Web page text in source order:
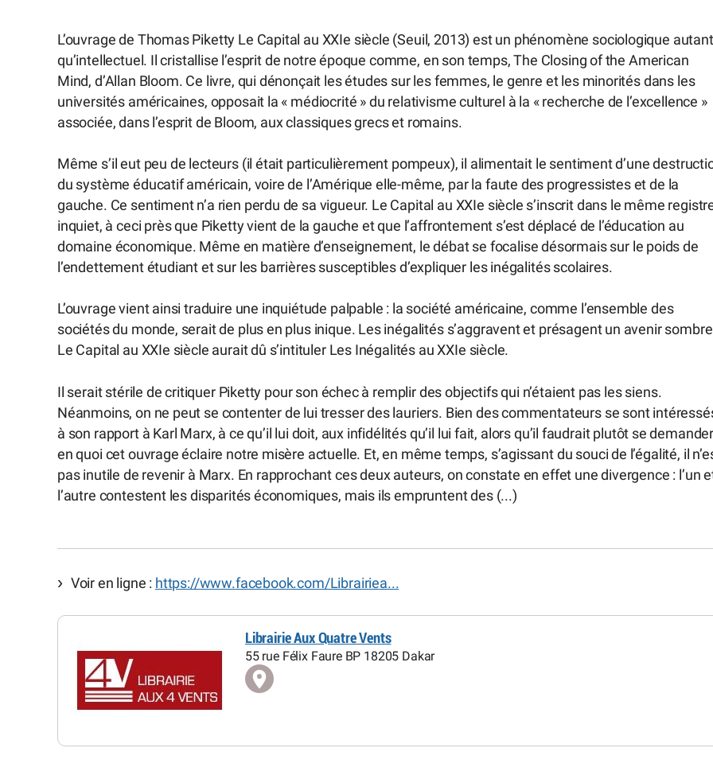
L’ouvrage de Thomas Piketty Le Capital au XXIe siècle (Seuil, 2013) est un phénomène sociologique autant
qu’intellectuel. Il cristallise l’esprit de notre époque comme, en son temps, The Closing of the American
Mind, d’Allan Bloom. Ce livre, qui dénonçait les études sur les femmes, le genre et les minorités dans les
universités américaines, opposait la « médiocrité » du relativisme culturel à la « recherche de l’excellence »
associée, dans l’esprit de Bloom, aux classiques grecs et romains.
Même s’il eut peu de lecteurs (il était particulièrement pompeux), il alimentait le sentiment d’une
du système éducatif américain, voire de l’Amérique elle-même, par la faute des progressistes et de la
gauche. Ce sentiment n’a rien perdu de sa vigueur. Le Capital au XXIe siècle s’inscrit dans le même
inquiet, à ceci près que Piketty vient de la gauche et que l’affrontement s’est déplacé de l’éducation au
domaine économique. Même en matière d’enseignement, le débat se focalise désormais sur le poids de
l’endettement étudiant et sur les barrières susceptibles d’expliquer les inégalités scolaires.
L’ouvrage vient ainsi traduire une inquiétude palpable : la société américaine, comme l’ensemble des
sociétés du monde, serait de plus en plus inique. Les inégalités s’aggravent et présagent un avenir
Le Capital au XXIe siècle aurait dû s’intituler Les Inégalités au XXIe siècle.
Il serait stérile de critiquer Piketty pour son échec à remplir des objectifs qui n’étaient pas les siens.
Néanmoins, on ne peut se contenter de lui tresser des lauriers. Bien des commentateurs se sont
à son rapport à Karl Marx, à ce qu’il lui doit, aux infidélités qu’il lui fait, alors qu’il faudrait plutôt se demander
en quoi cet ouvrage éclaire notre misère actuelle. Et, en même temps, s’agissant du souci de l’égalité, il
pas inutile de revenir à Marx. En rapprochant ces deux auteurs, on constate en effet une divergence : l’un
l’autre contestent les disparités économiques, mais ils empruntent des (...)
Voir en ligne : https://www.facebook.com/Librairiea...
Librairie Aux Quatre Vents
55 rue Félix Faure BP 18205 Dakar